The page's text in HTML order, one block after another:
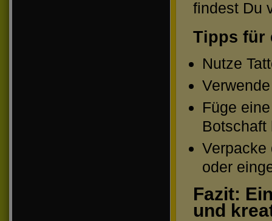
findest Du
Tipps für
Nutze
Füge
Botschaft
Verpacke
oder
Fazit:
und